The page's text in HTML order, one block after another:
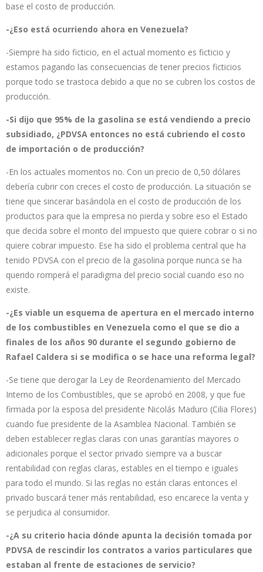
base el costo de producción.
-¿Eso está ocurriendo ahora en Venezuela?
-Siempre ha sido ficticio, en el actual momento es ficticio y
estamos pagando las consecuencias de tener precios ficticios
porque todo se trastoca debido a que no se cubren los costos de
producción.
-Si dijo que 95% de la gasolina se está vendiendo a precio
subsidiado, ¿PDVSA entonces no está cubriendo el costo
de importación o de producción?
-En los actuales momentos no. Con un precio de 0,50 dólares
debería cubrir con creces el costo de producción. La situación se
tiene que sincerar basándola en el costo de producción de los
productos para que la empresa no pierda y sobre eso el Estado
que decida sobre el monto del impuesto que quiere cobrar o si no
quiere cobrar impuesto. Ese ha sido el problema central que ha
tenido PDVSA con el precio de la gasolina porque nunca se ha
querido romperá el paradigma del precio social cuando eso no
existe.
-¿Es viable un esquema de apertura en el mercado interno
de los combustibles en Venezuela como el que se dio a
finales de los años 90 durante el segundo gobierno de
Rafael Caldera si se modifica o se hace una reforma legal?
-Se tiene que derogar la Ley de Reordenamiento del Mercado
Interno de los Combustibles, que se aprobó en 2008, y que fue
firmada por la esposa del presidente Nicolás Maduro (Cilia Flores)
cuando fue presidente de la Asamblea Nacional. También se
deben establecer reglas claras con unas garantías mayores o
adicionales porque el sector privado siempre va a buscar
rentabilidad con reglas claras, estables en el tiempo e iguales
para todo el mundo. Si las reglas no están claras entonces el
privado buscará tener más rentabilidad, eso encarece la venta y
se perjudica al consumidor.
-¿A su criterio hacia dónde apunta la decisión tomada por
PDVSA de rescindir los contratos a varios particulares que
estaban al frente de estaciones de servicio?